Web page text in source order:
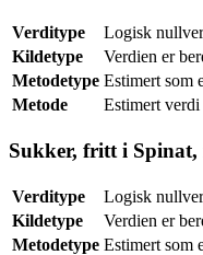
Verditype
Logisk
Kildetype
Verdien er
Metodetype Estimert som
Metode
Estimert verdi
Sukker, fritt i
Verditype
Logisk
Kildetype
Verdien er
Metodetype Estimert som